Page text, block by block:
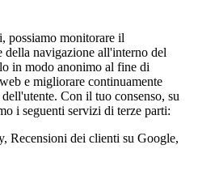
possiamo monitorare il
della navigazione all'interno del
in modo anonimo al fine di
e migliorare continuamente
Con il tuo consenso, su
i seguenti servizi di terze parti:
Recensioni dei clienti su Google,